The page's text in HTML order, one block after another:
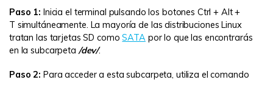
Paso 1: Inicia el terminal pulsando los botones Ctrl + Alt +
T simultáneamente. La mayoría de las distribuciones Linux
tratan las tarjetas SD como SATA por lo que las encontrarás
en la subcarpeta /dev/.
Paso 2: Para acceder a esta subcarpeta, utiliza el comando